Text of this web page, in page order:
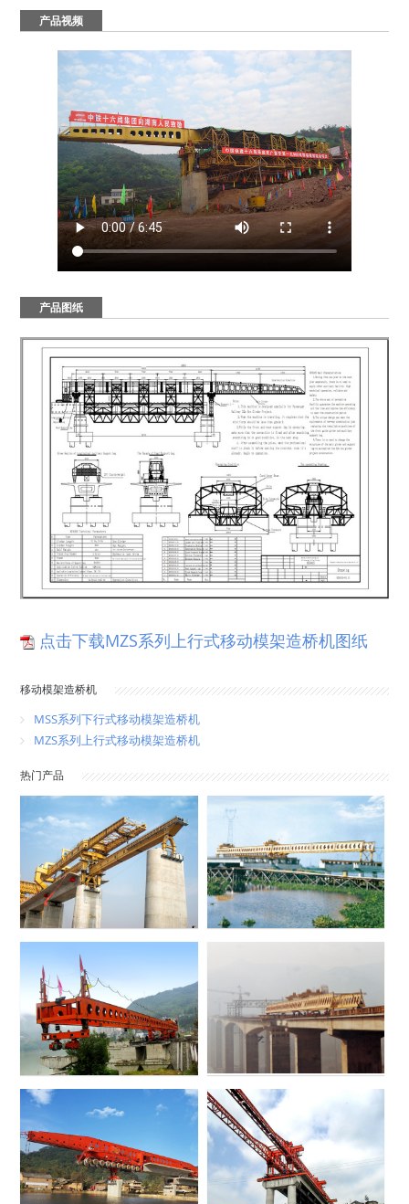
产品视频
产品图纸
点击下载MZS系列上行式移动模架造桥机图纸
移动模架造桥机
MSS系列下行式移动模架造桥机
MZS系列上行式移动模架造桥机
热门产品